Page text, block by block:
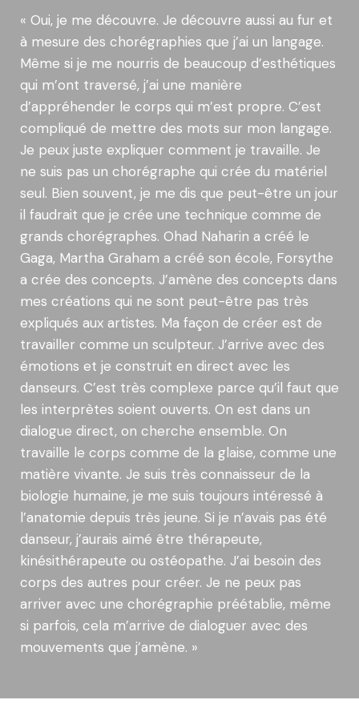
« Oui, je me découvre. Je découvre aussi au fur et
à mesure des chorégraphies que j’ai un langage.
Même si je me nourris de beaucoup d’esthétiques
qui m’ont traversé, j’ai une manière
d’appréhender le corps qui m’est propre. C’est
compliqué de mettre des mots sur mon langage.
Je peux juste expliquer comment je travaille. Je
ne suis pas un chorégraphe qui crée du matériel
seul. Bien souvent, je me dis que peut-être un jour
il faudrait que je crée une technique comme de
grands chorégraphes. Ohad Naharin a créé le
Gaga, Martha Graham a créé son école, Forsythe
a crée des concepts. J’amène des concepts dans
mes créations qui ne sont peut-être pas très
expliqués aux artistes. Ma façon de créer est de
travailler comme un sculpteur. J’arrive avec des
émotions et je construit en direct avec les
danseurs. C’est très complexe parce qu’il faut que
les interprètes soient ouverts. On est dans un
dialogue direct, on cherche ensemble. On
travaille le corps comme de la glaise, comme une
matière vivante. Je suis très connaisseur de la
biologie humaine, je me suis toujours intéressé à
l’anatomie depuis très jeune. Si je n’avais pas été
danseur, j’aurais aimé être thérapeute,
kinésithérapeute ou ostéopathe. J’ai besoin des
corps des autres pour créer. Je ne peux pas
arriver avec une chorégraphie préétablie, même
si parfois, cela m’arrive de dialoguer avec des
mouvements que j’amène. »